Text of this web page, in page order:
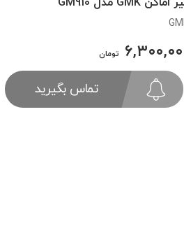
تومان
تماس بگیرید